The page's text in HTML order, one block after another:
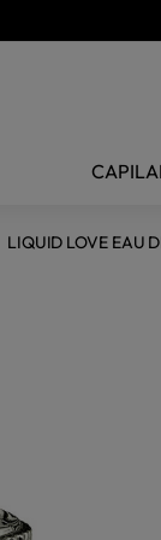
LIQUID LOVE EAU